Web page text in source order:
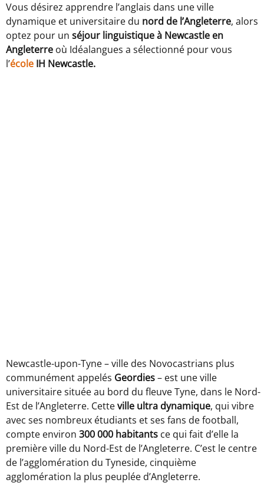
Vous désirez apprendre l’anglais dans une ville
dynamique et universitaire du nord de l’Angleterre, alors
optez pour un séjour linguistique à Newcastle en
Angleterre où Idéalangues a sélectionné pour vous
l’école IH Newcastle.
Newcastle-upon-Tyne – ville des Novocastrians plus
communément appelés Geordies– est une ville
universitaire située au bord du fleuve Tyne, dans le Nord-
Est de l’Angleterre. Cetteville ultra dynamique, qui vibre
avec ses nombreux étudiants et ses fans de football,
compte environ 300 000 habitants ce qui fait d’elle la
première ville du Nord-Est de l’Angleterre. C’est le centre
de l’agglomération du Tyneside, cinquième
agglomération la plus peuplée d’Angleterre.